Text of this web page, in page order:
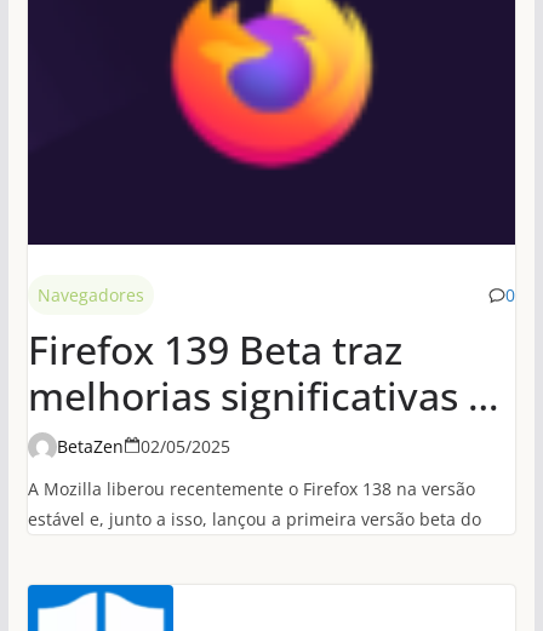
Navegadores 0
Firefox 139 Beta traz
melhorias significativas de
desempenho em
conexões HTTP/3
BetaZen
02/05/2025
A Mozilla liberou recentemente o Firefox 138 na versão
estável e, junto a isso, lançou a primeira versão beta do